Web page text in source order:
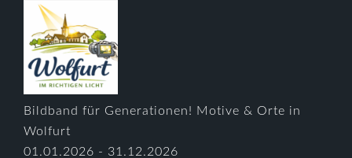
Bildband für Generationen! Motive & Orte in
Wolfurt
01.01.2026 - 31.12.2026